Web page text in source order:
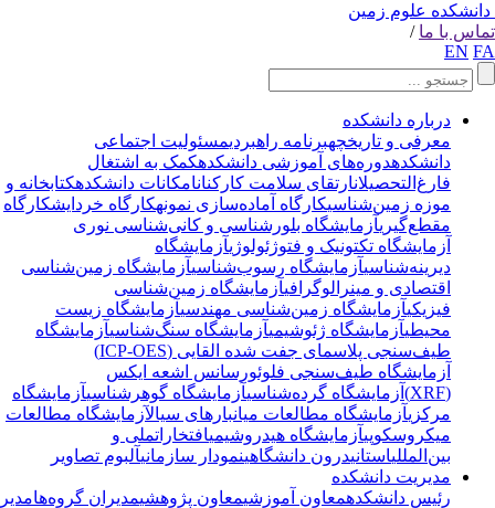
علوم زمین
با ما /
EN
درباره دانشکده
معرفی و تاریخچهبرنامه راهبردیمسئولیت اجتماعی
دانشکدهدوره‌های آموزشی دانشکدهکمک به اشتغال
فارغ‌التحصیلانارتقای سلامت کارکنانامکانات دانشکدهکتابخانه و
موزه زمین‌شناسیکارگاه آماده‌سازی نمونهکارگاه خردایشکارگاه
مقطع‌گیریآزمایشگاه بلورشناسی و کانی‌شناسی نوری
آزمایشگاه تکتونیک و فتوژئولوژیآزمایشگاه
دیرینه‌شناسیآزمایشگاه رسوب‌شناسیآزمایشگاه زمین‌شناسی
اقتصادی و مینرالوگرافیآزمایشگاه زمین‌شناسی
فیزیکیآزمایشگاه زمین‌شناسی مهندسیآزمایشگاه زیست
محیطیآزمایشگاه ژئوشیمیآزمایشگاه سنگ‌شناسیآزمایشگاه
طیف‌سنجی پلاسمای جفت شده القایی (ICP-OES)
آزمایشگاه طیف‌سنجی فلوئورسانس اشعه ایکس
آزمایشگاه گرده‌شناسیآزمایشگاه گوهرشناسیآزمایشگاه
مرکزیآزمایشگاه مطالعات میانبارهای سیالآزمایشگاه مطالعات
میکروسکوپیآزمایشگاه هیدروشیمیافتخارات ملی و
بین‌المللیاستانیدرون دانشگاهینمودار سازمانیآلبوم تصاویر
مدیریت دانشکده
رئیس دانشکدهمعاون آموزشیمعاون پژوهشیمدیران گروه‌هامدیر